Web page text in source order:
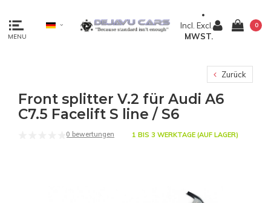
MENU
Incl. Excl.
MWST.
0
Zurück
Front splitter V.2 für Audi A6
C7.5 Facelift S line / S6
0 bewertungen 1 BIS 3 WERKTAGE (AUF LAGER)